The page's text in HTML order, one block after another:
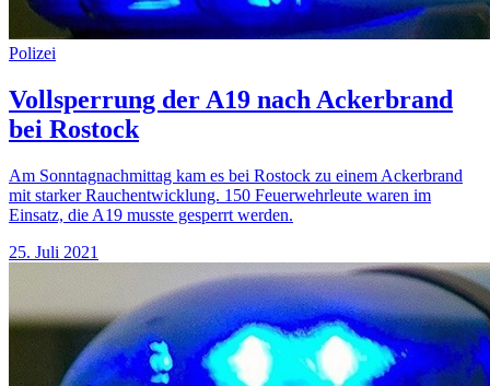
Polizei
Vollsperrung der A19 nach Ackerbrand
bei Rostock
Am Sonntagnachmittag kam es bei Rostock zu einem Ackerbrand
mit starker Rauchentwicklung. 150 Feuerwehrleute waren im
Einsatz, die A19 musste gesperrt werden.
25. Juli 2021